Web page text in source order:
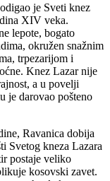
je Sveti knez
XIV veka.
lepote, bogato
okružen snažnim
trpezarijom i
Knez Lazar nije
a u povelji
je darovao pošteno
Ravanica dobija
Svetog kneza Lazara
postaje veliko
kosovski zavet.